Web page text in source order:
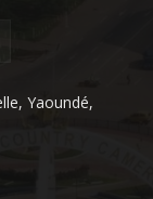
Yaoundé,